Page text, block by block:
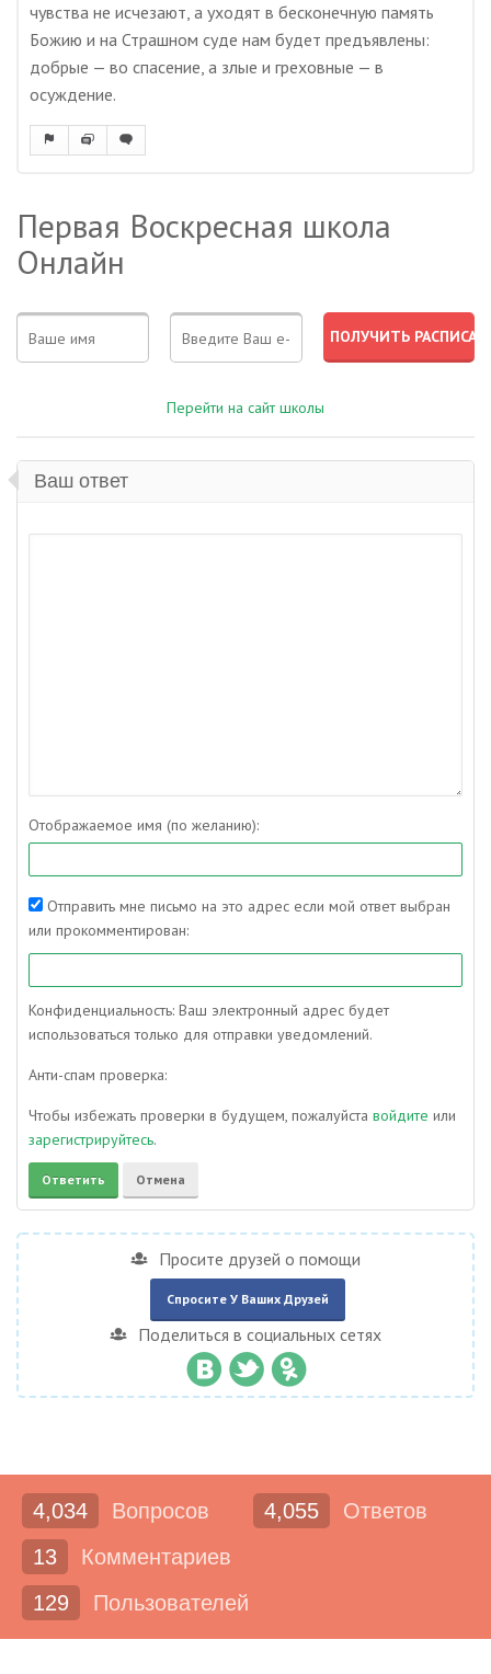
чувства не исчезают, а уходят в бесконечную память
Божию и на Страшном суде нам будет предъявлены:
добрые — во спасение, а злые и греховные — в
осуждение.
Первая Воскресная школа
Онлайн
Перейти на сайт школы
Ваш ответ
Отображаемое имя (по желанию):
Отправить мне письмо на это адрес если мой ответ выбран
или прокомментирован:
Конфиденциальность: Ваш электронный адрес будет
использоваться только для отправки уведомлений.
Анти-спам проверка:
Чтобы избежать проверки в будущем, пожалуйста войдите или
зарегистрируйтесь.
Просите друзей о помощи
Спросите У Ваших Друзей
Поделиться в социальных сетях
4,034 Вопросов 4,055
Ответов
13
Комментариев
129
Пользователей